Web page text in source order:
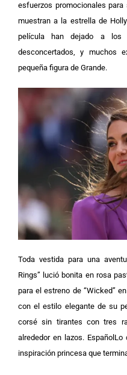
esfuerzos promocionales
muestran a la estrella de
película han dejado a los
desconcertados, y muchos
pequeña figura de Grande.
Toda vestida para una
Rings” lució bonita en rosa
para el estreno de “Wicked”
con el estilo elegante de su
corsé sin tirantes con tres
alrededor en lazos.
inspiración princesa que